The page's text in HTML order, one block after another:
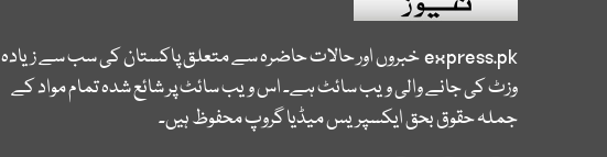
express.pkخبروں اور حالات حاضرہ سے متعلق پاکستان کی سب سے زیادہ
وزٹ کی جانے والی ویب سائٹ ہے۔ اس ویب سائٹ پر شائع شدہ تمام مواد کے
جملہ حقوق بحق ایکسپریس میڈیا گروپ محفوظ ہیں۔